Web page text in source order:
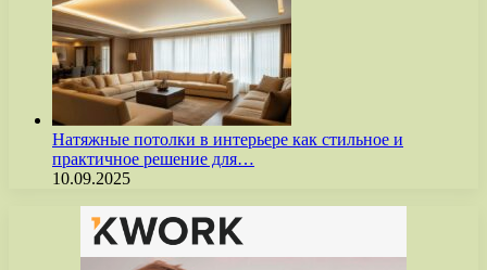
Натяжные потолки в интерьере как стильное и
практичное решение для…
10.09.2025